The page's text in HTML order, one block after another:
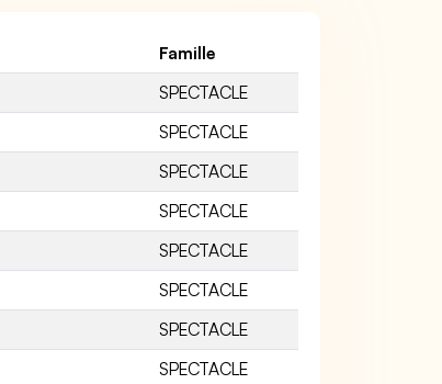
Famille
SPECTACLE
SPECTACLE
SPECTACLE
SPECTACLE
SPECTACLE
SPECTACLE
SPECTACLE
SPECTACLE